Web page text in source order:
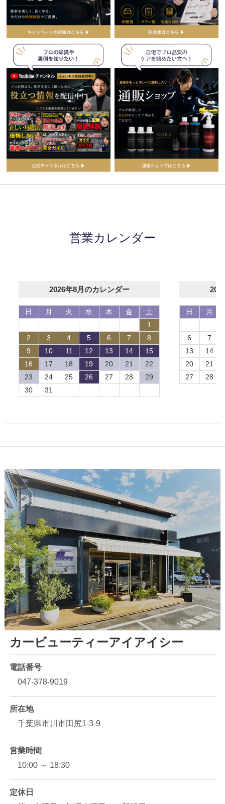
営業カレンダー
2026年8月のカレンダー
日 月 火 水 木 金
土
1
2
3 4 5 6 7
8
9
10 11 12 13 14
15
16
17 18 19 20 21
22
23
24 25 26 27 28
29
30
31
日 月
6
7
13
14
20
21
27
28
カービューティーアイアイシー
電話番号
047-378-9019
所在地
千葉県市川市田尻1-3-9
営業時間
10:00 ～ 18:30
定休日